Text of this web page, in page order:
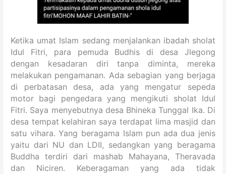
Ketika umat Islam sedang menjalankan ibadah sholat
Idul Fitri, para pemuda Budhis di desa Jlegong
dengan kesadaran diri tanpa diminta, mereka
melakukan pengamanan. Ada sebagian yang berjaga
di perbatasan desa, ada yang mengatur sepeda
motor bagi pengedara yang mengikuti sholat Idul
Fitri. Saya menyebutnya desa Bhineka Tunggal Ika. Di
desa tempat kelahiran saya terdapat lima masjid dan
satu vihara. Yang beragama Islam pun ada dua jenis
yaitu dari NU dan LDII, sedangkan yang beragama
Buddha terdiri dari mashab Mahayana, Theravada
dan Niciren. Keberagaman yang ada tidak